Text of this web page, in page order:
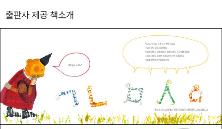
사라진 수학 시간》 《톨스 토이의 아홉 가지 단점》 들이 있습니다.
출판사 제공 책소개